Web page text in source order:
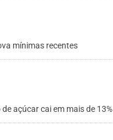
mínimas recentes
açúcar cai em mais de 13%